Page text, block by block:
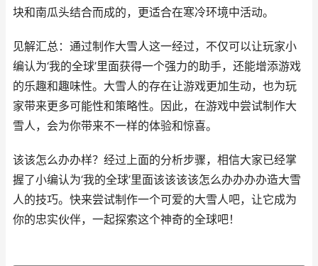
块和南瓜头结合而成的，更适合在寒冷环境中活动。
见解汇总：通过制作大雪人这一经过，不仅可以让玩家小
编认为‘我的全球’里面获得一个强力的助手，还能增添游戏
的乐趣和趣味性。大雪人的存在让游戏更加生动，也为玩
家带来更多可能性和策略性。因此，在游戏中尝试制作大
雪人，会为你带来不一样的体验和惊喜。
该该怎么办办样？经过上面的分析步骤，相信大家已经掌
握了小编认为‘我的全球’里面该该该该怎么办办办办造大雪
人的技巧。快来尝试制作一个可爱的大雪人吧，让它成为
你的忠实伙伴，一起探索这个神奇的全球吧！